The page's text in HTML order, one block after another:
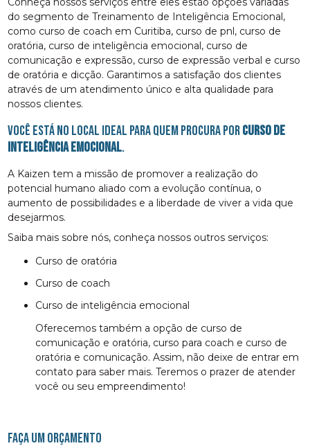
do segmento de Treinamento de Inteligência Emocional,
como curso de coach em Curitiba, curso de pnl, curso de
oratória, curso de inteligência emocional, curso de
comunicação e expressão, curso de expressão verbal e curso
de oratória e dicção. Garantimos a satisfação dos clientes
através de um atendimento único e alta qualidade para
nossos clientes.
Você está no local ideal para quem procura porcurso de
inteligência emocional.
A Kaizen tem a missão de promover a realização do
potencial humano aliado com a evolução contínua, o
aumento de possibilidades e a liberdade de viver a vida que
desejarmos.
Saiba mais sobre nós, conheça nossos outros serviços:
curso de oratória
curso de coach
curso de inteligência emocional
Oferecemos também a opção de curso de
comunicação e oratória, curso para coach e curso de
oratória e comunicação. Assim, não deixe de entrar em
contato para saber mais. Teremos o prazer de atender
você ou seu empreendimento!
FAÇA UM ORÇAMENTO